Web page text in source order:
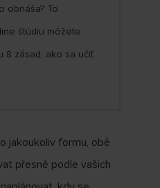
obnáša? To
štúdiu môžete
8 zásad, ako sa učiť
jakoukoliv formu, obě
přesně podle vašich